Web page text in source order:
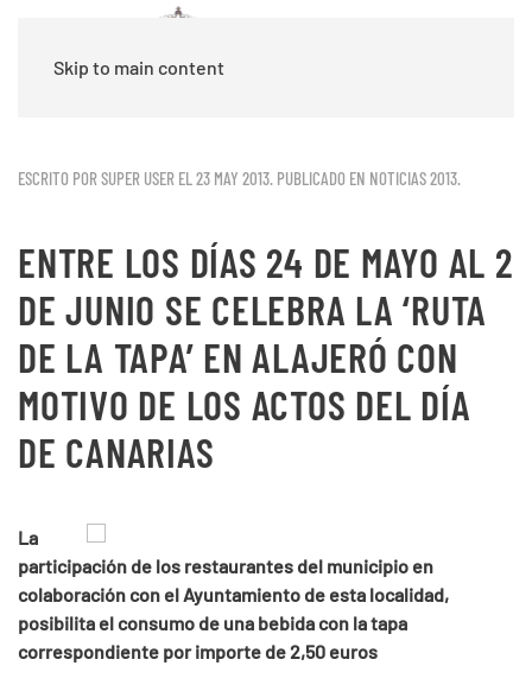
Skip to main content
ESCRITO POR SUPER USER EL23 MAY 2013. PUBLICADO EN NOTICIAS 2013.
ENTRE LOS DÍAS 24 DE MAYO AL 2
DE JUNIO SE CELEBRA LA ‘RUTA
DE LA TAPA’ EN ALAJERÓ CON
MOTIVO DE LOS ACTOS DEL DÍA
DE CANARIAS
La
participación de los restaurantes del municipio en
colaboración con el Ayuntamiento de esta localidad,
posibilita el consumo de una bebida con la tapa
correspondiente por importe de 2,50 euros